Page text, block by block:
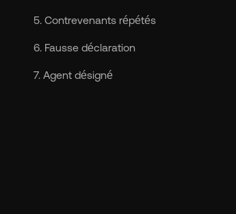
5. Contrevenants répétés
6. Fausse déclaration
7. Agent désigné